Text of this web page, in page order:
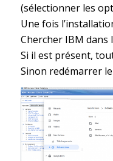
(sélectionner les
Une fois
Chercher IBM dans
Si il est présent,
Sinon redémarrer